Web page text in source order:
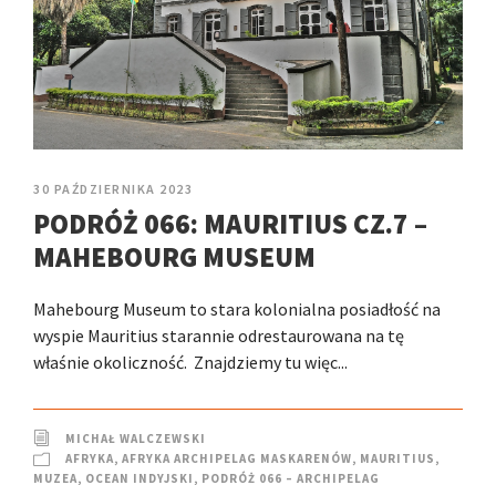
30 PAŹDZIERNIKA 2023
PODRÓŻ 066: MAURITIUS CZ.7 –
MAHEBOURG MUSEUM
Mahebourg Museum to stara kolonialna posiadłość na
wyspie Mauritius starannie odrestaurowana na tę
właśnie okoliczność. Znajdziemy tu więc...
MICHAŁ WALCZEWSKI
AFRYKA, AFRYKA ARCHIPELAG MASKARENÓW, MAURITIUS ,
MUZEA, OCEAN INDYJSKI , PODRÓŻ 066 – ARCHIPELAG